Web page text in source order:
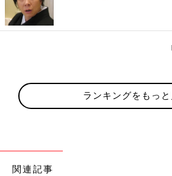
さぁちゃんさん(@saachandesu)がシェ
ているそう。小麦粘土は「いつも1時間ほ
るほど大好き」とのこと。
ランキングをもっと
関連記事